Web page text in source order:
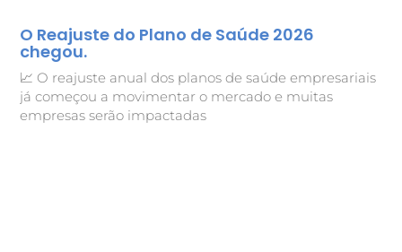
O Reajuste do Plano de Saúde 2026
chegou.
📈 O reajuste anual dos planos de saúde empresariais
já começou a movimentar o mercado e muitas
empresas serão impactadas